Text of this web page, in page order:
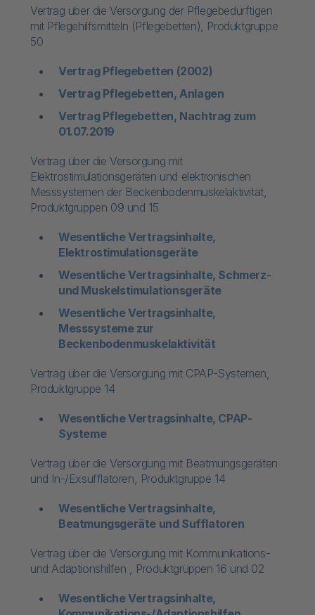
Vertrag über die Versorgung der Pflegebedürftigen
mit Pflegehilfsmitteln (Pflegebetten), Produktgruppe
50
Vertrag Pflegebetten (2002)
Vertrag Pflegebetten, Anlagen
Vertrag Pflegebetten, Nachtrag zum
01.07.2019
Vertrag über die Versorgung mit
Elektrostimulationsgeräten und elektronischen
Messsystemen der Beckenbodenmuskelaktivität,
Produktgruppen 09 und 15
Wesentliche Vertragsinhalte,
Elektrostimulationsgeräte
Wesentliche Vertragsinhalte, Schmerz-
und Muskelstimulationsgeräte
Wesentliche Vertragsinhalte,
Messsysteme zur
Beckenbodenmuskelaktivität
Vertrag über die Versorgung mit CPAP-Systemen,
Produktgruppe 14
Wesentliche Vertragsinhalte, CPAP-
Systeme
Vertrag über die Versorgung mit Beatmungsgeräten
und In-/Exsufflatoren, Produktgruppe 14
Wesentliche Vertragsinhalte,
Beatmungsgeräte und Sufflatoren
Vertrag über die Versorgung mit Kommunikations-
und Adaptionshilfen , Produktgruppen 16 und 02
Wesentliche Vertragsinhalte,